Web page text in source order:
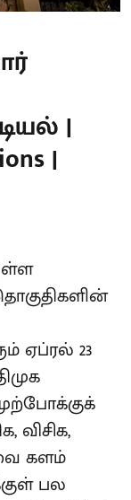
|
|
ஏப்ரல் 23
விசிக,
களம்
பல